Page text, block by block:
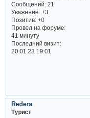
Сообщений:21
Уважение: +3
Позитив: +0
Провел на форуме:
41 минуту
Последний визит:
20.01.23 19:01
Redera
Турист